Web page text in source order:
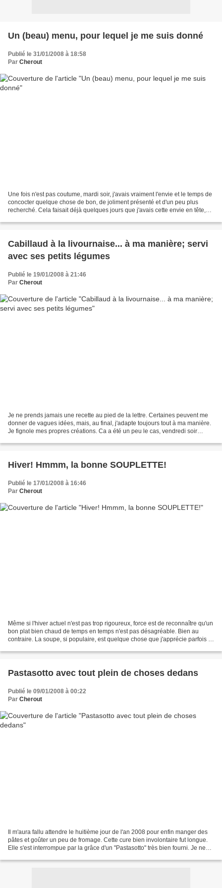
Un (beau) menu, pour lequel je me suis donné
Publié le 31/01/2008 à 18:58
Par Cherout
Une fois n'est pas coutume, mardi soir, j'avais vraiment l'envie et le temps de
concocter quelque chose de bon, de joliment présenté et d'un peu plus
recherché. Cela faisait déjà quelques jours que j'avais cette envie en tête,
Cabillaud à la livournaise... à ma manière; servi
avec ses petits légumes
Publié le 19/01/2008 à 21:46
Par Cherout
Je ne prends jamais une recette au pied de la lettre. Certaines peuvent me
donner de vagues idées, mais, au final, j'adapte toujours tout à ma manière.
Je fignole mes propres créations. Ca a été un peu le cas, vendredi soir
Hiver! Hmmm, la bonne SOUPLETTE!
Publié le 17/01/2008 à 16:46
Par Cherout
Même si l'hiver actuel n'est pas trop rigoureux, force est de reconnaître qu'un
bon plat bien chaud de temps en temps n'est pas désagréable. Bien au
contraire. La soupe, si populaire, est quelque chose que j'apprécie parfois -
Pastasotto avec tout plein de choses dedans
Publié le 09/01/2008 à 00:22
Par Cherout
Il m'aura fallu attendre le huitième jour de l'an 2008 pour enfin manger des
pâtes et goûter un peu de fromage. Cette cure bien involontaire fut longue.
Elle s'est interrompue par la grâce d'un "Pastasotto" très bien fourni. Je ne